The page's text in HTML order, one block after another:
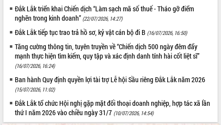
Đắk Lắk triển khai Chiến dịch “Làm sạch mã số thuế - Tháo gỡ điểm
nghẽn trong kinh doanh” (22/07/2026, 14:27)
Đắk Lắk tiếp tục trao trả hồ sơ, kỷ vật cán bộ đi B (16/07/2026, 16:50)
Tăng cường thông tin, tuyên truyền về “Chiến dịch 500 ngày đêm đẩy
mạnh thực hiện tìm kiếm, quy tập và xác định danh tính hài cốt liệt sĩ”
(16/07/2026, 16:24)
Ban hành Quy định quyền lợi tài trợ Lễ hội Sầu riêng Đắk Lắk năm 2026
(15/07/2026, 11:02)
Đắk Lắk tổ chức Hội nghị gặp mặt đối thoại doanh nghiệp, hợp tác xã lần
thứ I năm 2026 vào chiều ngày 31/7 (10/07/2026, 14:54)